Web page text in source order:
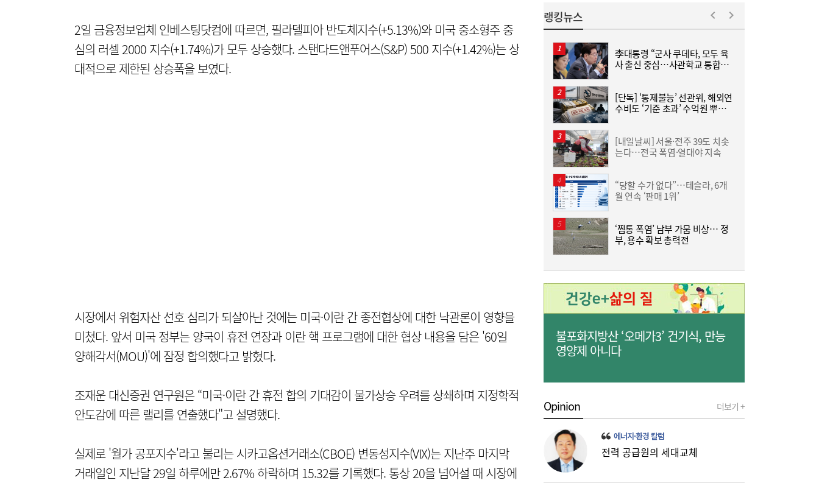
2일 금융정보업체 인베스팅닷컴에 따르면, 필라델피아 반도체지수(+5.13%)와 미국 중소형주 중
심의 러셀 2000 지수(+1.74%)가 모두 상승했다. 스탠다드앤푸어스(S&P) 500 지수(+1.42%)는 상
대적으로 제한된 상승폭을 보였다.
시장에서 위험자산 선호 심리가 되살아난 것에는 미국·이란 간 종전협상에 대한 낙관론이 영향을
미쳤다. 앞서 미국 정부는 양국이 휴전 연장과 이란 핵 프로그램에 대한 협상 내용을 담은 '60일
양해각서(MOU)'에 잠정 합의했다고 밝혔다.
조재운 대신증권 연구원은 “미국·이란 간 휴전 합의 기대감이 물가상승 우려를 상쇄하며 지정학적
안도감에 따른 랠리를 연출했다"고 설명했다.
실제로 '월가 공포지수'라고 불리는 시카고옵션거래소(CBOE) 변동성지수(VIX)는 지난주 마지막
거래일인 지난달 29일 하루에만 2.67% 하락하며 15.32를 기록했다. 통상 20을 넘어설 때 시장에
11:10
LG헬로비전, 2분기 영업익 71.7% 감소…30
억원 기록
11:08
가온전선, 싱가포르 도시철도 프로젝트에 배
전케이블 공급
랭킹뉴스
李대통령 “군사 쿠데타, 모두 육
사 출신 중심…사관학교 통합하
[단독] ‘통제불능’ 선관위, 해외연
수비도 ‘기준 초과’ 수억원 뿌렸
[내일날씨] 서울·전주 39도 치솟
는다…전국 폭염·열대야 지속
“당할 수가 없다”…테슬라, 6개
월 연속 ‘판매 1위’
‘찜통 폭염’ 남부 가뭄 비상… 정
부, 용수 확보 총력전
불포화지방산 ‘오메가3’ 건기식, 만능
영양제 아니다
Opinion 더보기 +
에너지·환경 칼럼
전력 공급원의 세대교체